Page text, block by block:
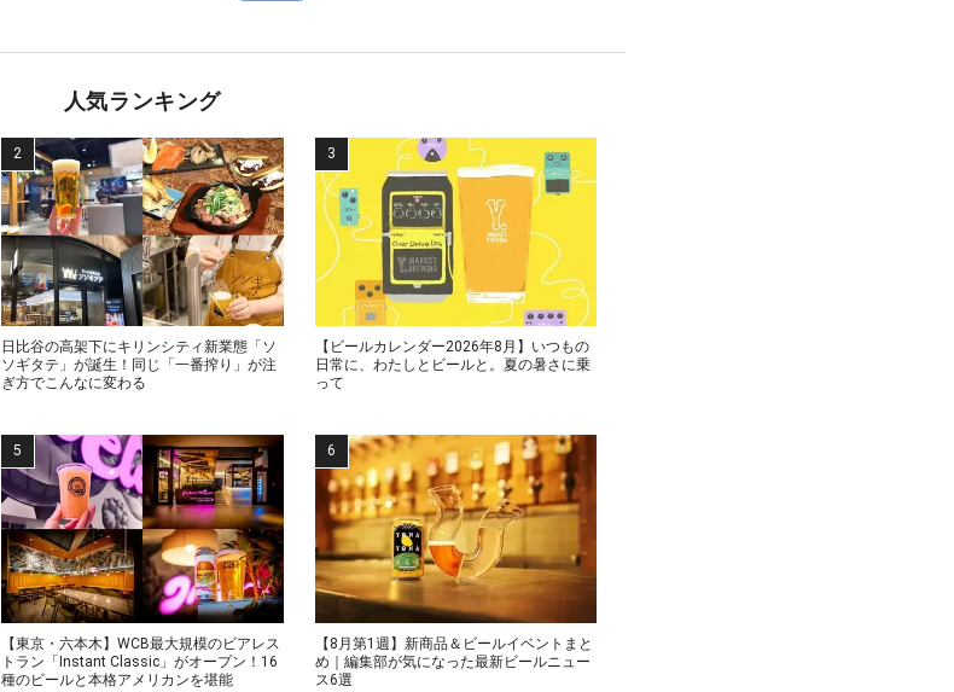
人気ランキング
日比谷の高架下にキリンシティ新業態「ソ
ソギタテ」が誕生！同じ「一番搾り」が注
ぎ方でこんなに変わる
【ビールカレンダー2026年8月】いつもの
日常に、わたしとビールと。夏の暑さに乗
って
【東京・六本木】WCB最大規模のビアレス
トラン「Instant Classic」がオープン！16
種のビールと本格アメリカンを堪能
【8月第1週】新商品＆ビールイベントまと
め｜編集部が気になった最新ビールニュー
ス6選